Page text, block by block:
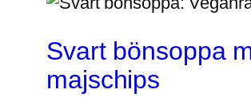
Svart bönsoppa
majschips